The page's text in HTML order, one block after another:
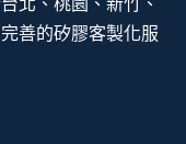
善的矽膠客製化服